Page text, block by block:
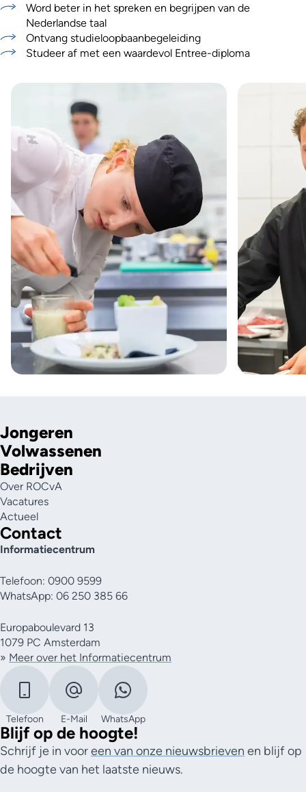
Word beter in het spreken en begrijpen van de
Nederlandse taal
Ontvang studieloopbaanbegeleiding
Studeer af met een waardevol Entree-diploma
Jongeren
Volwassenen
Bedrijven
Over ROCvA
Vacatures
Actueel
Contact
Informatiecentrum
Telefoon: 0900 9599
WhatsApp: 06 250 385 66
Europaboulevard 13
1079 PC Amsterdam
» Meer over het Informatiecentrum
Telefoon E-Mail WhatsApp
Blijf op de hoogte!
Schrijf je in vooreen van onze nieuwsbrieven en blijf op
de hoogte van het laatste nieuws.